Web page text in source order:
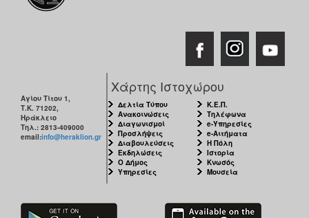
Αγίου Τίτου 1,
Τ.Κ. 71202,
Ηράκλειο
Τηλ.: 2813-409000
email:info@heraklion.gr
Χάρτης Ιστοχώρου
Δελτία Τύπου
Ανακοινώσεις
Διαγωνισμοί
Προσλήψεις
Διαβουλεύσεις
Εκδηλώσεις
Ο Δήμος
Υπηρεσίες
Κ.Ε.Π.
Τηλέφωνα
e-Υπηρεσίες
e-Αιτήματα
Η Πόλη
Ιστορία
Κνωσός
Μουσεία